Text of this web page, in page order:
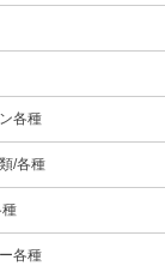
各種
/各種
種
各種